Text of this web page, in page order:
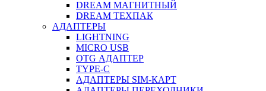
DREAM МАГНИТНЫЙ
DREAM ТЕХПАК
АДАПТЕРЫ
LIGHTNING
MICRO USB
OTG АДАПТЕР
TYPE-C
АДАПТЕРЫ SIM-КАРТ